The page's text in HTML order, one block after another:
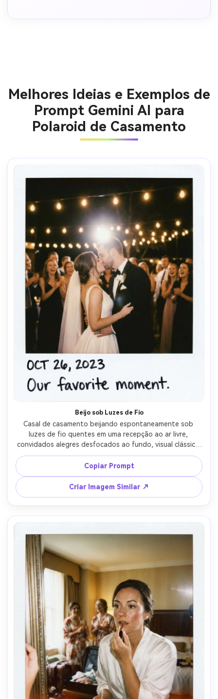
Melhores Ideias e Exemplos de
Prompt Gemini AI para
Polaroid de Casamento
Beijo sob Luzes de Fio
Casal de casamento beijando espontaneamente sob
luzes de fio quentes em uma recepção ao ar livre,
convidados alegres desfocados ao fundo, visual clássico
Polaroid com borda branca limpa e cantos ligeiramente
arredondados, data manuscrita e pequena legenda na
margem inferior, flash na câmera com suavidade, grão de
filme sutil, leve desfoque de movimento para
autenticidade, captado com lente 35mm ao nível dos
olhos, fundo desfocado, gradação de cor romântica e
quente --ar 4:5
Copiar Prompt
Criar Imagem Similar ↗